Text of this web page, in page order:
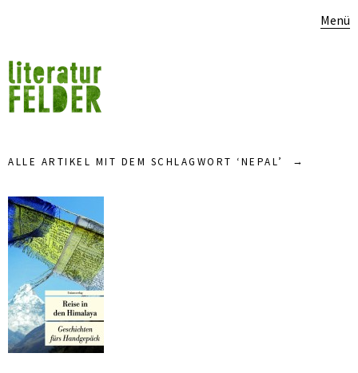
Menü
ALLE ARTIKEL MIT DEM SCHLAGWORT ‘NEPAL’